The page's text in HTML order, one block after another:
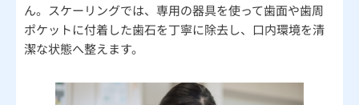
ん。スケーリングでは、専用の器具を使って歯面や歯周
ポケットに付着した歯石を丁寧に除去し、口内環境を清
潔な状態へ整えます。